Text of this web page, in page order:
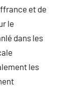
et de
le
dans les
les